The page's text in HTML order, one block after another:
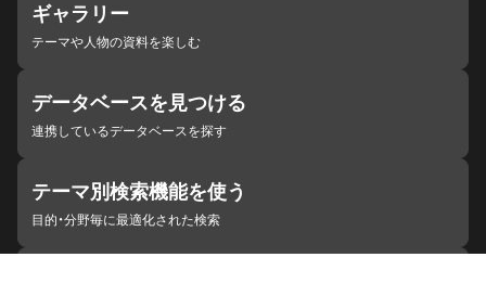
ギャラリー
テーマや人物の資料を楽しむ
データベースを見つける
連携しているデータベースを探す
テーマ別検索機能を使う
目的・分野毎に最適化された検索